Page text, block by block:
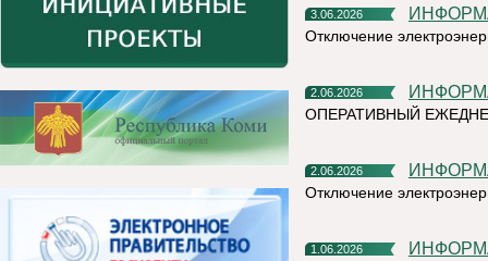
3.06.2026
Отключение
2.06.2026
ОПЕРАТИВНЫЙ
2.06.2026
Отключение
1.06.2026